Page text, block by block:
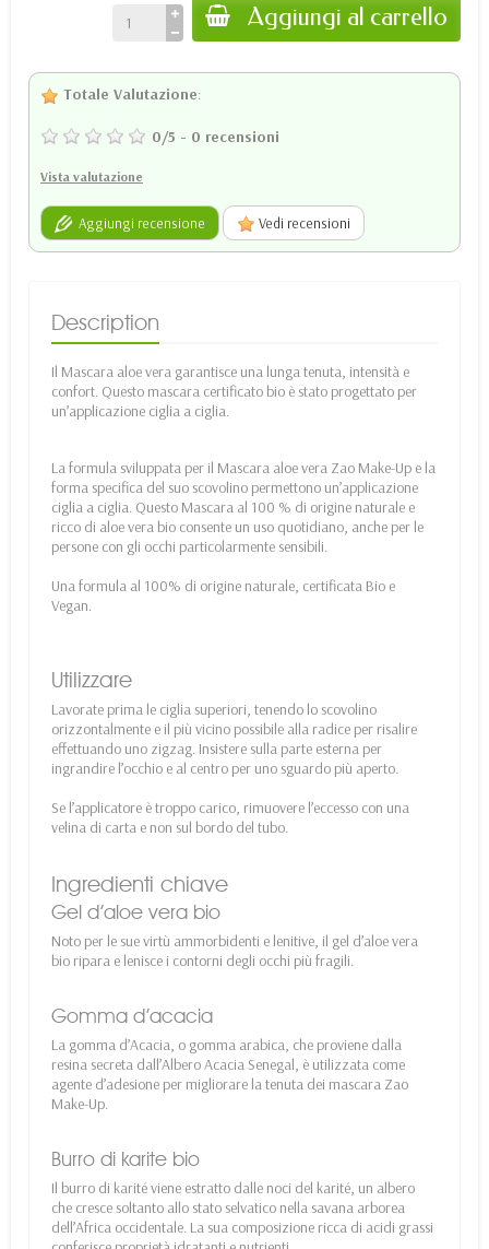
Aggiungi al carrello
Totale Valutazione:
0/5 - 0 recensioni
Vista valutazione
Aggiungi recensione Vedi recensioni
Description
Il Mascara aloe vera garantisce una lunga tenuta, intensità e
confort. Questo mascara certificato bio è stato progettato per
un’applicazione ciglia a ciglia.
La formula sviluppata per il Mascara aloe vera Zao Make-Up e la
forma specifica del suo scovolino permettono un’applicazione
ciglia a ciglia. Questo Mascara al 100 % di origine naturale e
ricco di aloe vera bio consente un uso quotidiano, anche per le
persone con gli occhi particolarmente sensibili.
Una formula al 100% di origine naturale, certificata Bio e
Vegan.
Utilizzare
Lavorate prima le ciglia superiori, tenendo lo scovolino
orizzontalmente e il più vicino possibile alla radice per risalire
effettuando uno zigzag. Insistere sulla parte esterna per
ingrandire l’occhio e al centro per uno sguardo più aperto.
Se l’applicatore è troppo carico, rimuovere l’eccesso con una
velina di carta e non sul bordo del tubo.
Ingredienti chiave
Gel d’aloe vera bio
Noto per le sue virtù ammorbidenti e lenitive, il gel d’aloe vera
bio ripara e lenisce i contorni degli occhi più fragili.
Gomma d’acacia
La gomma d’Acacia, o gomma arabica, che proviene dalla
resina secreta dall’Albero Acacia Senegal, è utilizzata come
agente d’adesione per migliorare la tenuta dei mascara Zao
Make-Up.
Burro di karite bio
Il burro di karité viene estratto dalle noci del karité, un albero
che cresce soltanto allo stato selvatico nella savana arborea
dell’Africa occidentale. La sua composizione ricca di acidi grassi